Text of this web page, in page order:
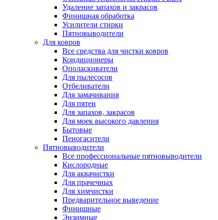
Удаление запахов и закрасов
Финишная обработка
Усилители стирки
Пятновыводители
Для ковров
Все средства для чистки ковров
Кондиционеры
Ополаскиватели
Для пылесосов
Отбеливатели
Для замачивания
Для пятен
Для запахов, закрасов
Для моек высокого давления
Бытовые
Пеногасители
Пятновыводители
Все профессиональные пятновыводители
Кислородные
Для аквачистки
Для прачечных
Для химчистки
Предварительное выведение
Финишные
Энзимные